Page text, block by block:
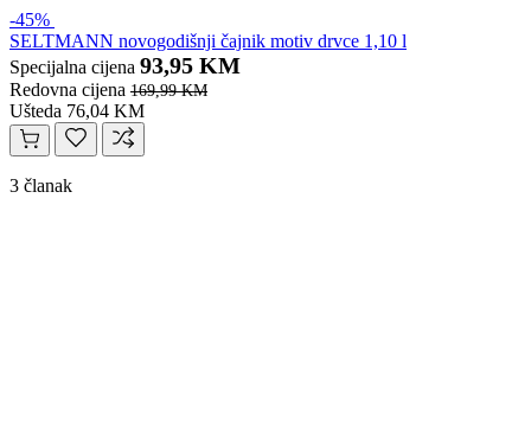
-45%
SELTMANN novogodišnji čajnik motiv drvce 1,10 l
Specijalna cijena 93,95 KM
Redovna cijena 169,99 KM
Ušteda 76,04 KM
3 članak